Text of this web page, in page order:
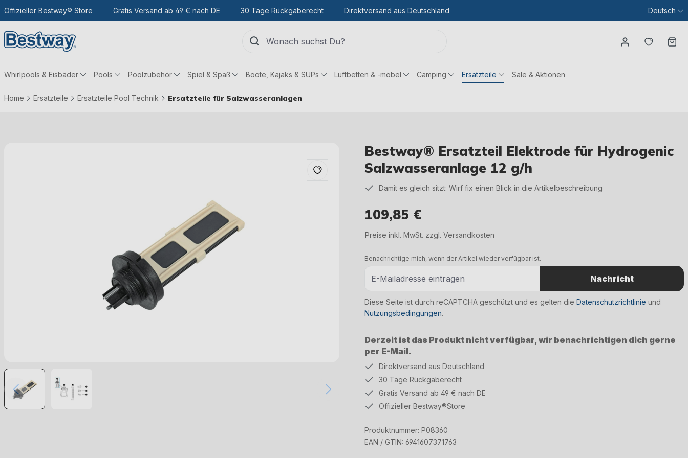
Hauptinhalt
Zur Suche
Zur Hauptnavigation
Offizieller Bestway® Store Gratis Versand ab 49 € nach DE 30 Tage Rückgaberecht Direktversand aus Deutschland Deutsch
Du
Whirlpools & Eisbäder Pools Poolzubehör Spiel & Spaß Boote, Kajaks & SUPs Luftbetten & -möbel Camping Ersatzteile Sale & Aktionen
Home Ersatzteile Ersatzteile Pool Technik Ersatzteile für Salzwasseranlagen
Bestway® Ersatzteil Elektrode für Hydrogenic
Salzwasseranlage 12 g/h
Damit es gleich sitzt: Wirf fix einen Blick in die Artikelbeschreibung
109,85 €
Preise inkl. MwSt. zzgl. Versandkosten
Derzeit ist das Produkt nicht verfügbar, wir benachrichtigen dich gerne
per E-Mail.
Benachrichtige mich, wenn der Artikel wieder verfügbar ist.
Nachricht
Diese Seite ist durch reCAPTCHA geschützt und es gelten die Datenschutzrichtlinie und
Nutzungsbedingungen.
Direktversand aus Deutschland
30 Tage Rückgaberecht
Gratis Versand ab 49 € nach DE
Offizieller Bestway®Store
Produktnummer: P08360
EAN / GTIN: 6941607371763